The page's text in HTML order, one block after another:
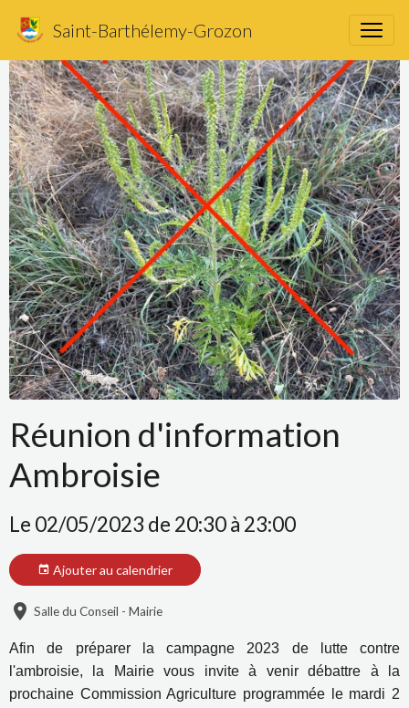
Saint-Barthélemy-Grozon
Réunion d'information
Ambroisie
Le 02/05/2023 de 20:30à 23:00
Ajouter au calendrier
Salle du Conseil - Mairie
Afin de préparer la campagne 2023 de lutte contre
l'ambroisie, la Mairie vous invite à venir débattre à la
prochaine Commission Agriculture programmée le mardi 2